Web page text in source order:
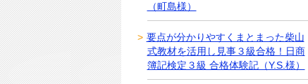
（町島様）
要点が分かりやすくまとまった柴山
式教材を活用し見事３級合格！日商
簿記検定３級 合格体験記（Y.S.様）